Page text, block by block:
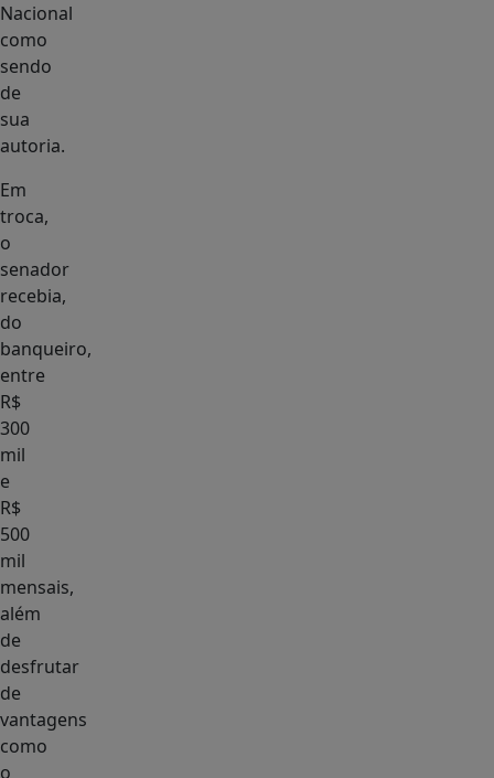
Nacional
como
sendo
de
sua
autoria.
Em
troca,
o
senador
recebia,
do
banqueiro,
entre
R$
300
mil
e
R$
500
mil
mensais,
além
de
desfrutar
de
vantagens
como
o